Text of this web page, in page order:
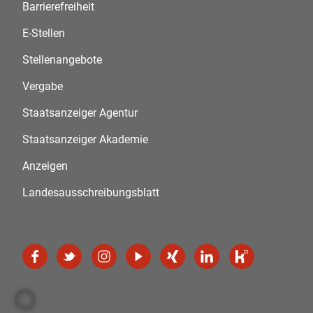
Barrierefreiheit
E-Stellen
Stellenangebote
Vergabe
Staatsanzeiger Agentur
Staatsanzeiger Akademie
Anzeigen
Landesausschreibungsblatt